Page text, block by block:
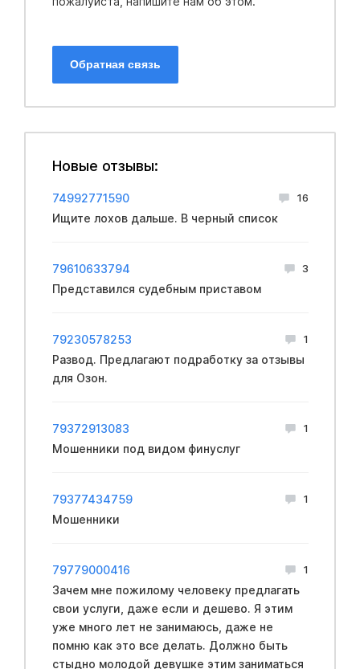
Обратная связь
Новые отзывы:
74992771590 16
Ищите лохов дальше. В черный список
79610633794 3
Представился судебным приставом
79230578253 1
Развод. Предлагают подработку за отзывы
для Озон.
79372913083 1
Мошенники под видом финycлуг
79377434759 1
Мошенники
79779000416 1
Зачем мне пожилому человеку предлагать
свои услуги, даже если и дешево. Я этим
уже много лет не занимаюсь, даже не
помню как это все делать. Должно быть
стыдно молодой девушке этим заниматься